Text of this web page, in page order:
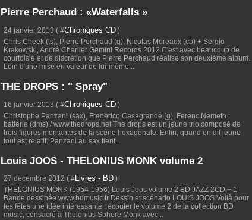
Pierre Perchaud : «Waterfalls »
24 janvier 2013 ( #Chroniques CD )
Chris Cheek (ts), Pierre Perchaud (g), Nicolas Moreaux (cb) + Sergio
Krakowski, André Charlier Gemini Records 2012 C'est avec beaucoup de
courtoisie et de discrétion que Pierre Perchaud réalise son deuxième album.
Loin d'une mise en valeur de lui-même...
THE DROPS : " Spray"
16 janvier 2013 ( #Chroniques CD )
Christophe Panzani (sax), Frederico Casagrande (g), Ferenc Nemeth :
batterie (dms) / www.thedrops.net The drops est un jeune trio composé de
trois figures montantes de la scène hexagonale. Enfin, quand on dit jeune
tout est relatif. Panzani au sax tient...
Louis JOOS - THELONIUS MONK volume 2
27 décembre 2012 ( #Livres - BD )
THELONIUS MONK (1954-1956) Louis Joos volume 2 BD JAZZ 2CD + 1
Bande dessinée www.bdmusic.fr Dessin et scénario LOUIS JOOS Voilà pour
les fêtes une idée intéressante : écouter le volume 2 de la collection BD
music, consacré à Thelonius Sphere Monk avec...